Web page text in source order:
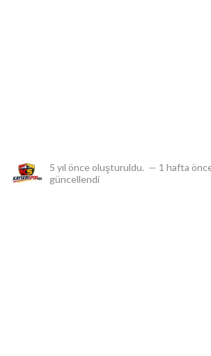
5 yıl önce oluşturuldu. — 1 hafta
güncellendi